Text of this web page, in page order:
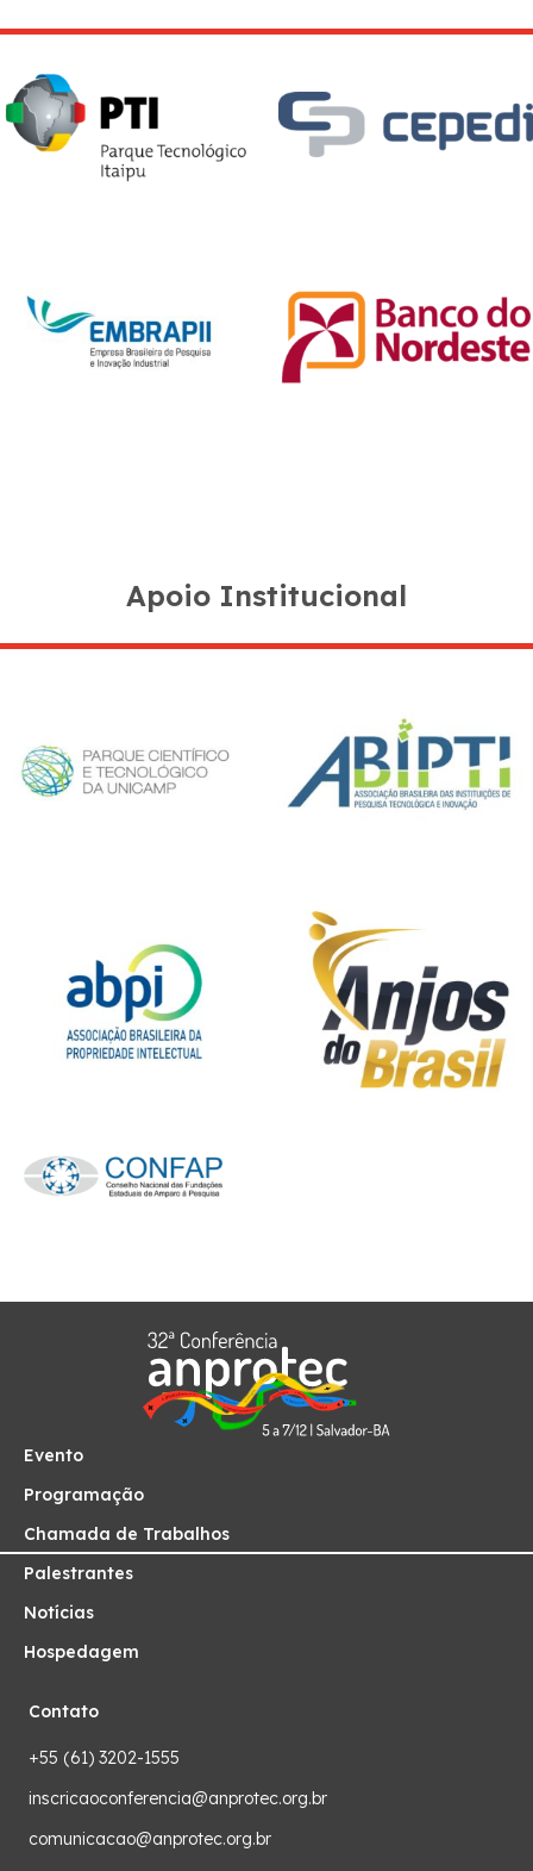
Apoio Institucional
Evento
Programação
Chamada de Trabalhos
Palestrantes
Notícias
Hospedagem
Contato
+55 (61) 3202-1555
inscricaoconferencia@anprotec.org.br
comunicacao@anprotec.org.br